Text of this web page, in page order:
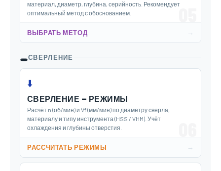
05
материал, диаметр, глубина, серийность. Рекомендует
оптимальный метод с обоснованием.
ВЫБРАТЬ МЕТОД →
🕳️СВЕРЛЕНИЕ
⬇️
СВЕРЛЕНИЕ — РЕЖИМЫ
Расчёт n (об/мин) и Vf (мм/мин) по диаметру сверла,
материалу и типу инструмента (HSS / VHM). Учёт
охлаждения и глубины отверстия.
РАССЧИТАТЬ РЕЖИМЫ →